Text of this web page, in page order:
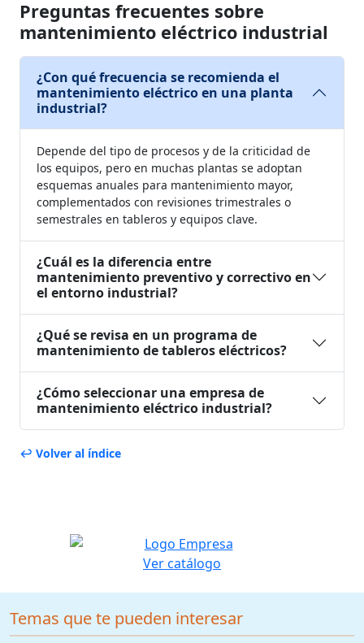
Preguntas frecuentes sobre
mantenimiento eléctrico industrial
¿Con qué frecuencia se recomienda el
mantenimiento eléctrico en una planta
industrial?
Depende del tipo de procesos y de la criticidad de
los equipos, pero en muchas plantas se adoptan
esquemas anuales para mantenimiento mayor,
complementados con revisiones trimestrales o
semestrales en tableros y equipos clave.
¿Cuál es la diferencia entre
mantenimiento preventivo y correctivo en
el entorno industrial?
¿Qué se revisa en un programa de
mantenimiento de tableros eléctricos?
¿Cómo seleccionar una empresa de
mantenimiento eléctrico industrial?
↩ Volver al índice
Ver catálogo
Temas que te pueden interesar